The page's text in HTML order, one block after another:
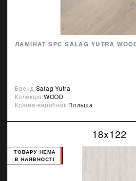
ЛАМІНАТ SPC SALAG YUTRA
Бренд:Salag Yutra
Колекція:WOOD
Країна-виробник:Польша
18x122
ТОВАРУ НЕМА
В НАЯВНОСТІ